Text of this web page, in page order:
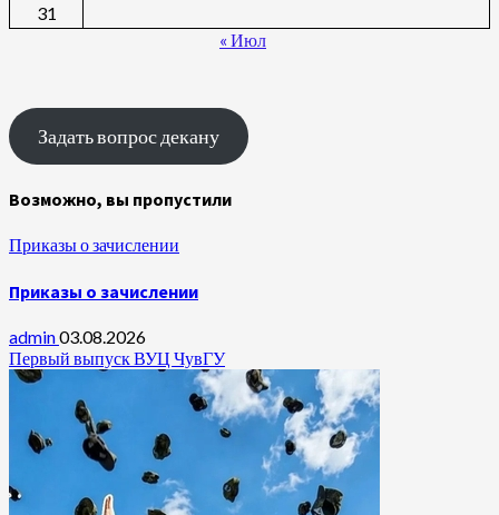
31
« Июл
Задать вопрос декану
Возможно, вы пропустили
Приказы о зачислении
Приказы о зачислении
admin03.08.2026
Первый выпуск ВУЦ ЧувГУ